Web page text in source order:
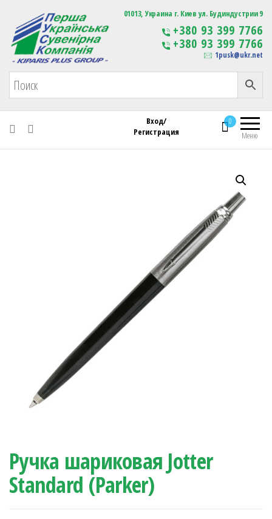
Первая Украинская Сувенирная Компания Изготовление
сувенирной продукции
с логотипом
01013, Украина г. Киев ул. Будиндустрии 9
+380 93 399 7766
+380 93 399 7766
1pusk@ukr.net
Меню
0
Вход/
Регистрация
Ручка шариковая Jotter
Standard (Parker)